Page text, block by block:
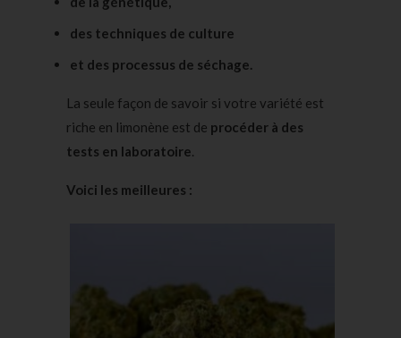
des techniques de culture
et des processus de séchage.
La seule façon de savoir si votre variété est
riche en limonène est de procéder à des
tests en laboratoire.
Voici les meilleures :